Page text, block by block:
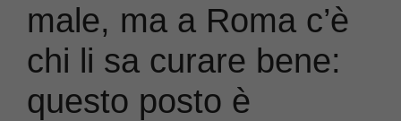
male, ma a Roma c’è
chi li sa curare bene:
questo posto è